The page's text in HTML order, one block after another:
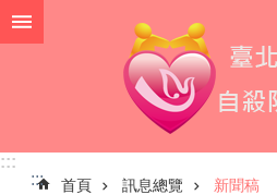
跳到主要內容區塊
:::
:::
首頁 訊息總覽 新聞稿